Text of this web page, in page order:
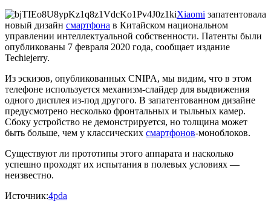
Xiaomi запатентовала
новый дизайн смартфона в Китайском национальном
управлении интеллектуальной собственности. Патенты были
опубликованы 7 февраля 2020 года, сообщает издание
Techiejerry.
Из эскизов, опубликованных CNIPA, мы видим, что в этом
телефоне используется механизм-слайдер для выдвижения
одного дисплея из-под другого. В запатентованном дизайне
предусмотрено несколько фронтальных и тыльных камер.
Сбоку устройство не демонстрируется, но толщина может
быть больше, чем у классических смартфонов-моноблоков.
Существуют ли прототипы этого аппарата и насколько
успешно проходят их испытания в полевых условиях —
неизвестно.
Источник:4pda